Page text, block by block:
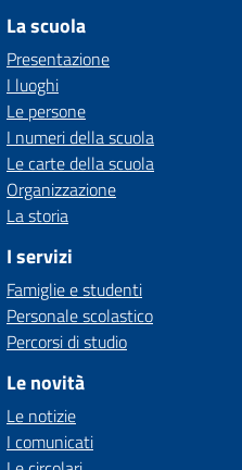
La scuola
Presentazione
I luoghi
Le persone
I numeri della scuola
Le carte della scuola
Organizzazione
La storia
I servizi
Famiglie e studenti
Personale scolastico
Percorsi di studio
Le novità
Le notizie
I comunicati